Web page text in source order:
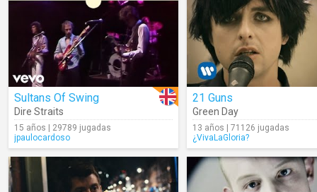
Sultans Of Swing
Dire Straits
15 años | 29789 jugadas
jpaulocardoso
21 Guns
Green Day
13 años | 71126 jugadas
¿VivaLaGloria?